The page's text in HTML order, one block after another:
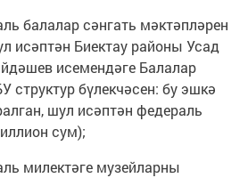
балалар сәнгать мәктәпләрен
исәптән Биектау районы Усад
исемендәге Балалар
структур бүлекчәсен: бу эшкә
шул исәптән федераль
сум);
милектәге музейларны